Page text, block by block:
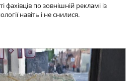
по зовнішній рекламі із
навіть і не снилися.